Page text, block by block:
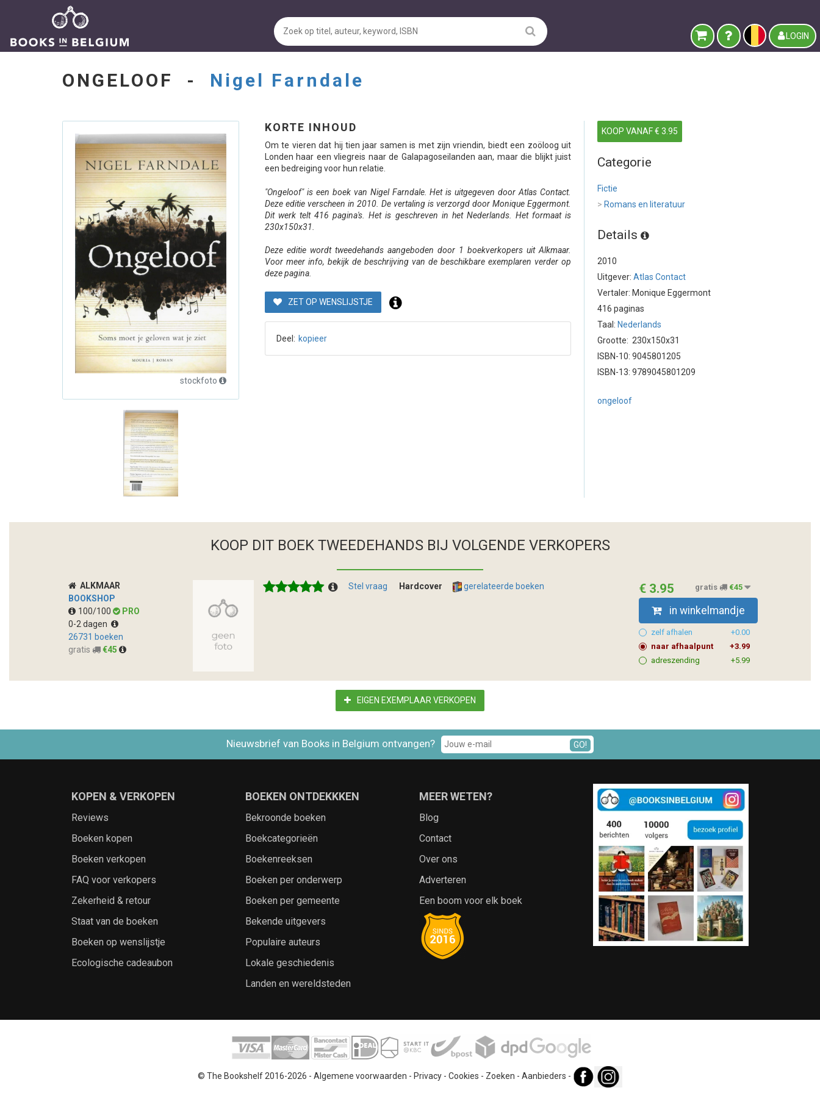
LOGIN
ONGELOOF - Nigel Farndale
stockfoto
KORTE INHOUD
Om te vieren dat hij tien jaar samen is met zijn vriendin, biedt een zoöloog uit
Londen haar een vliegreis naar de Galapagoseilanden aan, maar die blijkt juist
een bedreiging voor hun relatie.
"Ongeloof" is een boek van Nigel Farndale. Het is uitgegeven door Atlas Contact.
Deze editie verscheen in 2010. De vertaling is verzorgd door Monique Eggermont.
Dit werk telt 416 pagina's. Het is geschreven in het Nederlands. Het formaat is
230x150x31.
Deze editie wordt tweedehands aangeboden door 1 boekverkopers uit Alkmaar.
Voor meer info, bekijk de beschrijving van de beschikbare exemplaren verder op
deze pagina.
ZET OP WENSLIJSTJE
Deel: kopieer
KOOP VANAF € 3.95
Categorie
Fictie
> Romans en literatuur
Details
2010
Uitgever: Atlas Contact
Vertaler: Monique Eggermont
416 paginas
Taal: Nederlands
Grootte: 230x150x31
ISBN-10: 9045801205
ISBN-13: 9789045801209
ongeloof
KOOP DIT BOEK TWEEDEHANDS BIJ VOLGENDE VERKOPERS
ALKMAAR
BOOKSHOP
100/100
PRO
0-2 dagen
26731 boeken
gratis
€45
Stel vraag Hardcover gerelateerde boeken € 3.95 gratis €45
in winkelmandje
zelf afhalen
+0.00
naar afhaalpunt
+3.99
adreszending
+5.99
EIGEN EXEMPLAAR VERKOPEN
Nieuwsbrief van Books in Belgium ontvangen? GO!
KOPEN & VERKOPEN
Reviews
Boeken kopen
Boeken verkopen
FAQ voor verkopers
Zekerheid & retour
Staat van de boeken
Boeken op wenslijstje
Ecologische cadeaubon
BOEKEN ONTDEKKKEN
Bekroonde boeken
Boekcategorieën
Boekenreeksen
Boeken per onderwerp
Boeken per gemeente
Bekende uitgevers
Populaire auteurs
Lokale geschiedenis
Landen en wereldsteden
MEER WETEN?
Blog
Contact
Over ons
Adverteren
Een boom voor elk boek
© The Bookshelf 2016-2026 - Algemene voorwaarden - Privacy - Cookies - Zoeken - Aanbieders -